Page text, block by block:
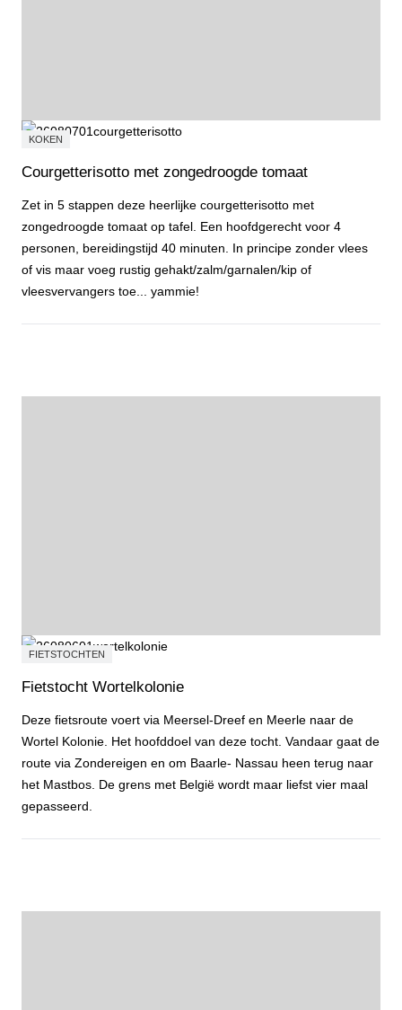
KOKEN
Courgetterisotto met zongedroogde tomaat
Zet in 5 stappen deze heerlijke courgetterisotto met
zongedroogde tomaat op tafel. Een hoofdgerecht voor 4
personen, bereidingstijd 40 minuten. In principe zonder vlees
of vis maar voeg rustig gehakt/zalm/garnalen/kip of
vleesvervangers toe... yammie!
FIETSTOCHTEN
Fietstocht Wortelkolonie
Deze fietsroute voert via Meersel-Dreef en Meerle naar de
Wortel Kolonie. Het hoofddoel van deze tocht. Vandaar gaat de
route via Zondereigen en om Baarle- Nassau heen terug naar
het Mastbos. De grens met België wordt maar liefst vier maal
gepasseerd.